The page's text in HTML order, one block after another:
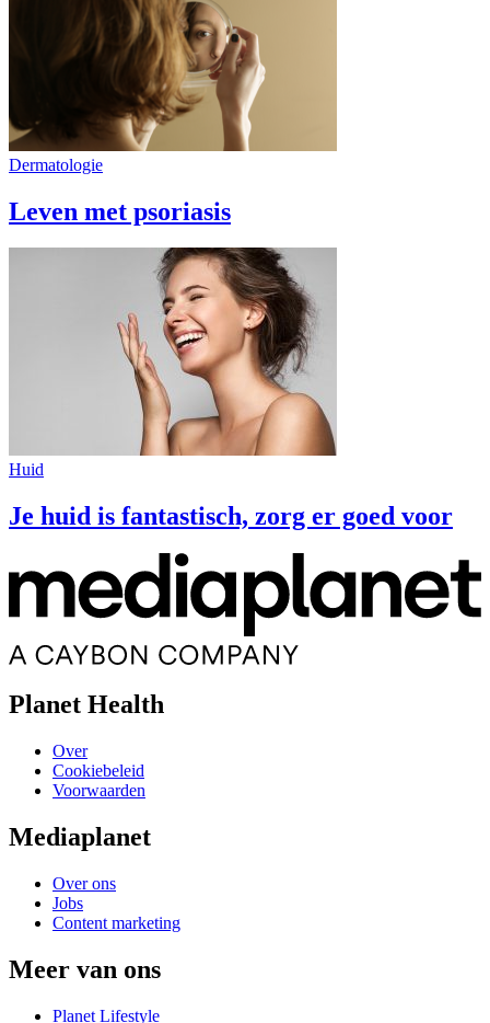
Dermatologie
Leven met psoriasis
Huid
Je huid is fantastisch, zorg er goed voor
Planet Health
Over
Cookiebeleid
Voorwaarden
Mediaplanet
Over ons
Jobs
Content marketing
Meer van ons
Planet Lifestyle